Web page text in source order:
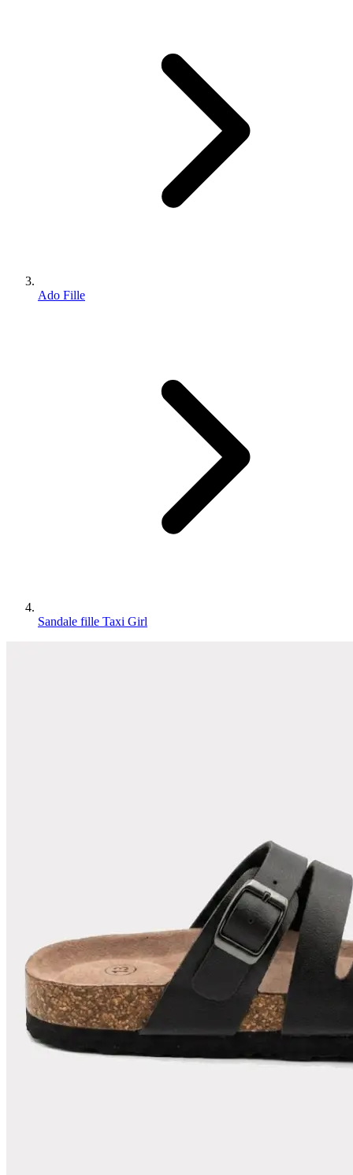
Ado Fille
Sandale fille Taxi Girl